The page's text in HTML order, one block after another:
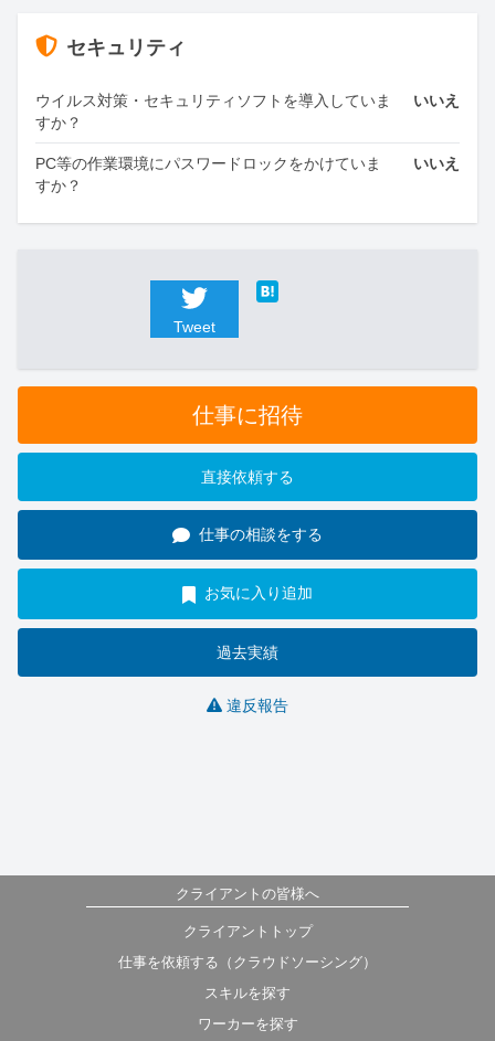
セキュリティ
ウイルス対策・セキュリティソフトを導入していま
すか？
いいえ
PC等の作業環境にパスワードロックをかけていま
すか？
いいえ
Tweet
仕事に招待
直接依頼する
仕事の相談をする
お気に入り追加
過去実績
違反報告
クライアントの皆様へ
クライアントトップ
仕事を依頼する（クラウドソーシング）
スキルを探す
ワーカーを探す